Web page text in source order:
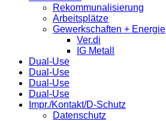
Rekommunalisierung
Arbeitsplätze
Gewerkschaften + Energie
Ver.di
IG Metall
Dual-Use
Dual-Use
Dual-Use
Dual-Use
Impr./Kontakt/D-Schutz
Datenschutz